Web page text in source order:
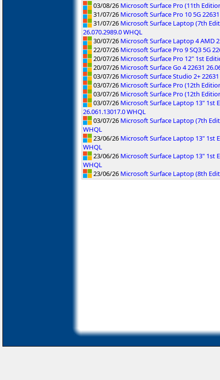
03/08/26 Microsoft Surface Pro (11th
31/07/26 Microsoft Surface Pro 10 5G
31/07/26 Microsoft Surface Laptop (7th
26.070.2989.0 WHQL
30/07/26 Microsoft Surface Laptop 4 AMD
22/07/26 Microsoft Surface Pro 9 SQ3 5G
20/07/26 Microsoft Surface Pro 12" 1st
20/07/26 Microsoft Surface Go 4 22631
03/07/26 Microsoft Surface Studio 2+
03/07/26 Microsoft Surface Pro (12th
03/07/26 Microsoft Surface Pro (12th
03/07/26 Microsoft Surface Laptop 13" 1st
26.061.13017.0 WHQL
03/07/26 Microsoft Surface Laptop (7th
WHQL
23/06/26 Microsoft Surface Laptop 13" 1st
WHQL
23/06/26 Microsoft Surface Laptop 13" 1st
WHQL
23/06/26 Microsoft Surface Laptop (8th